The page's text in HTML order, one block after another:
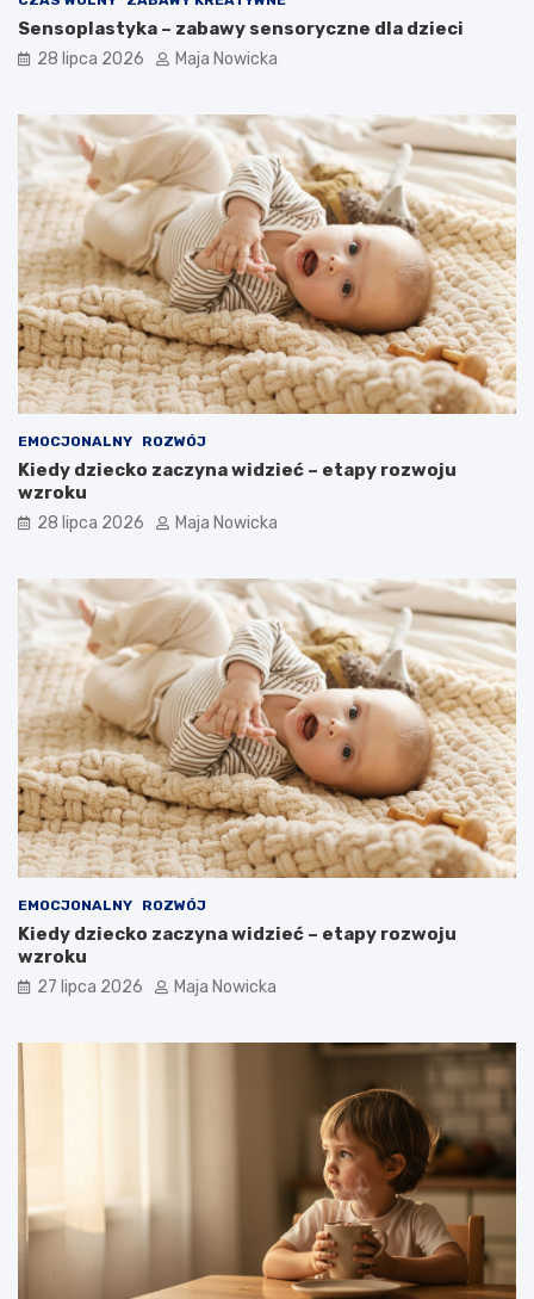
Sensoplastyka – zabawy sensoryczne dla dzieci
28 lipca 2026 Maja Nowicka
EMOCJONALNY ROZWÓJ
Kiedy dziecko zaczyna widzieć – etapy rozwoju
wzroku
28 lipca 2026 Maja Nowicka
EMOCJONALNY ROZWÓJ
Kiedy dziecko zaczyna widzieć – etapy rozwoju
wzroku
27 lipca 2026 Maja Nowicka